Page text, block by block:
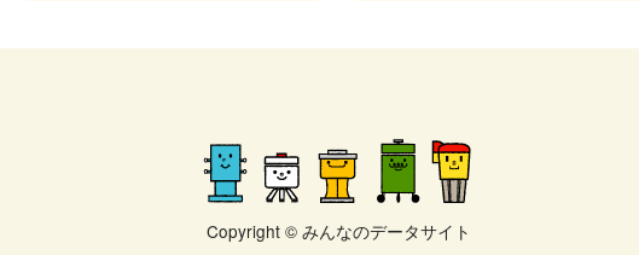
Copyright © みんなのデータサイト